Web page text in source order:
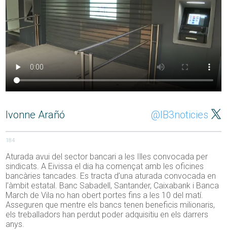
Ivonne Arañó @IB3noticies
184
Aturada avui del sector bancari a les Illes convocada per
sindicats. A Eivissa el dia ha començat amb les oficines
bancàries tancades. Es tracta d’una aturada convocada en
l’àmbit estatal. Banc Sabadell, Santander, Caixabank i Banca
March de Vila no han obert portes fins a les 10 del matí.
Asseguren que mentre els bancs tenen beneficis milionaris,
els treballadors han perdut poder adquisitiu en els darrers
anys.